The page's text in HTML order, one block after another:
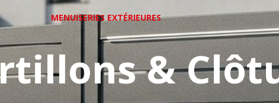
MENUISERIES EXTÉRIEURES
&